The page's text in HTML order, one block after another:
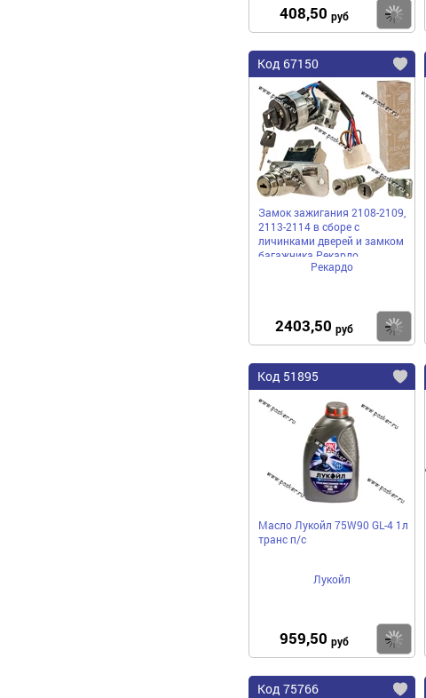
408,50 руб
Код 67150
Замок зажигания 2108-2109,
2113-2114 в сборе с
личинками дверей и замком
багажника Рекардо
Рекардо
2403,50 руб
Код 51895
Масло Лукойл 75W90 GL-4 1л
транс п/с
Лукойл
959,50 руб
Код 75766